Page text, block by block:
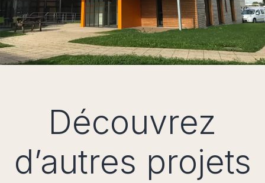
Découvrez
d’autres projets